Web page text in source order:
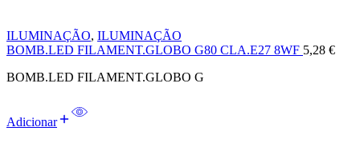
ILUMINAÇÃO, ILUMINAÇÃO
BOMB.LED FILAMENT.GLOBO G80 CLA.E27 8WF 5,28 €
BOMB.LED FILAMENT.GLOBO G
Adicionar